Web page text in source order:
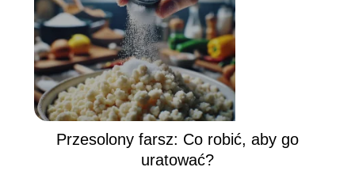
Przesolony farsz: Co robić, aby go
uratować?